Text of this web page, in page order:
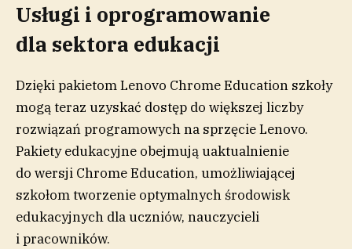
Usługi i oprogramowanie
dla sektora edukacji
Dzięki pakietom Lenovo Chrome Education szkoły
mogą teraz uzyskać dostęp do większej liczby
rozwiązań programowych na sprzęcie Lenovo.
Pakiety edukacyjne obejmują uaktualnienie
do wersji Chrome Education, umożliwiającej
szkołom tworzenie optymalnych środowisk
edukacyjnych dla uczniów, nauczycieli
i pracowników.